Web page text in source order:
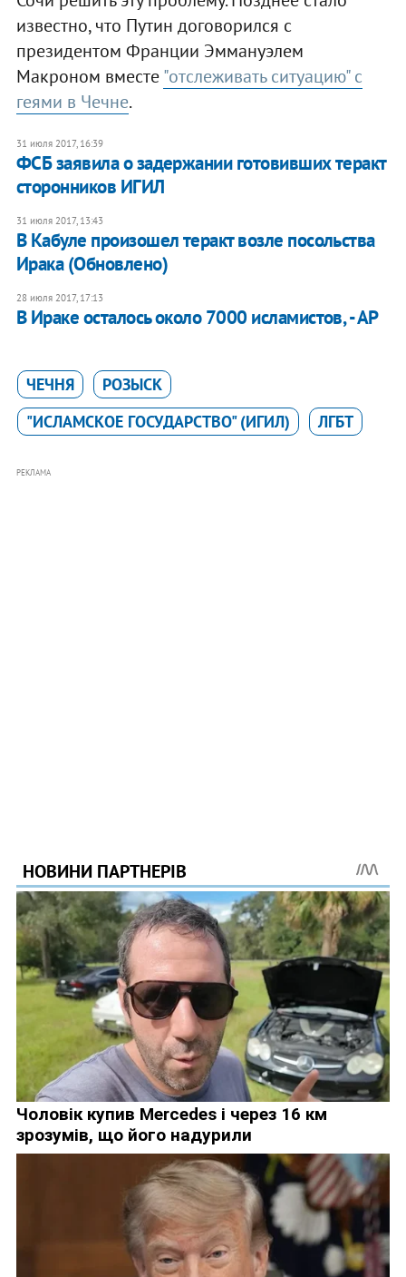
известно, что Путин договорился с
президентом Франции Эммануэлем
Макроном вместе"отслеживать ситуацию" с
геями в Чечне.
31 июля 2017, 16:39
ФСБ заявила о задержании готовивших теракт
сторонников ИГИЛ
31 июля 2017, 13:43
В Кабуле произошел теракт возле посольства
Ирака (Обновлено)
28 июля 2017, 17:13
В Ираке осталось около 7000 исламистов, - АР
ЧЕЧНЯ
РОЗЫСК
"ИСЛАМСКОЕ ГОСУДАРСТВО" (ИГИЛ)
ЛГБТ
РЕКЛАМА